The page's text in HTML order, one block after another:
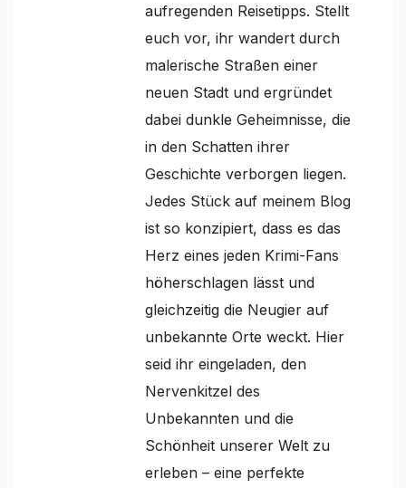
aufregenden Reisetipps. Stellt
euch vor, ihr wandert durch
malerische Straßen einer
neuen Stadt und ergründet
dabei dunkle Geheimnisse, die
in den Schatten ihrer
Geschichte verborgen liegen.
Jedes Stück auf meinem Blog
ist so konzipiert, dass es das
Herz eines jeden Krimi-Fans
höherschlagen lässt und
gleichzeitig die Neugier auf
unbekannte Orte weckt. Hier
seid ihr eingeladen, den
Nervenkitzel des
Unbekannten und die
Schönheit unserer Welt zu
erleben – eine perfekte